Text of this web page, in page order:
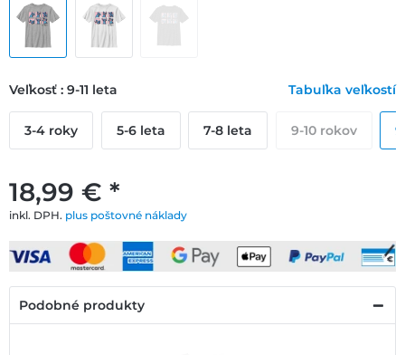
18,99 € *
inkl. DPH. plus poštovné náklady
Veľkosť : 9-11 leta Tabuľka veľkostí
3-4 roky 5-6 leta 7-8 leta 9-10 rokov
Podobné produkty